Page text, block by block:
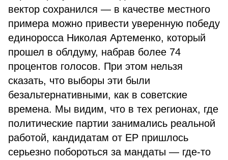
вектор сохранился — в качестве местного
примера можно привести уверенную победу
единоросса Николая Артеменко, который
прошел в облдуму, набрав более 74
процентов голосов. При этом нельзя
сказать, что выборы эти были
безальтернативными, как в советские
времена. Мы видим, что в тех регионах, где
политические партии занимались реальной
работой, кандидатам от ЕР пришлось
серьезно побороться за мандаты — где-то